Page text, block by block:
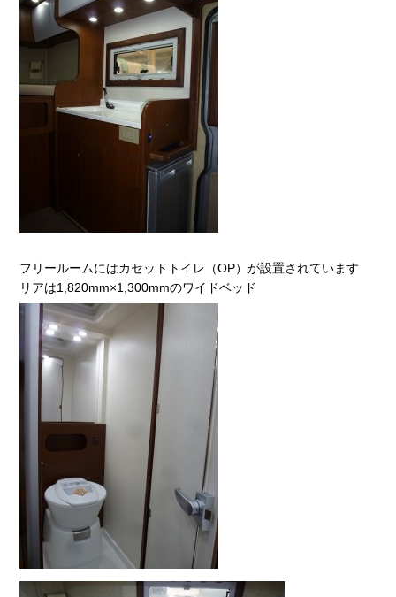
フリールームにはカセットトイレ（OP）が設置されています
リアは1,820mm×1,300mmのワイドベッド